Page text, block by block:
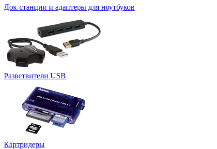
Док-станции и адаптеры для ноутбуков
Разветвители USB
Картридеры